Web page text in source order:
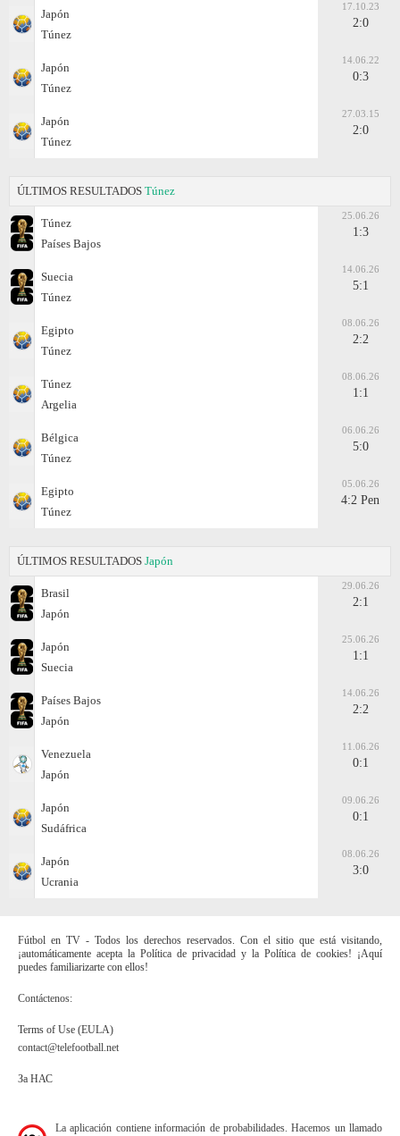
Japón
Túnez
17.10.23
2:0
Japón
Túnez
14.06.22
0:3
Japón
Túnez
27.03.15
2:0
ÚLTIMOS RESULTADOS Túnez
Túnez
Países Bajos
25.06.26
1:3
Suecia
Túnez
14.06.26
5:1
Egipto
Túnez
08.06.26
2:2
Túnez
Argelia
08.06.26
1:1
Bélgica
Túnez
06.06.26
5:0
Egipto
Túnez
05.06.26
4:2 Pen
ÚLTIMOS RESULTADOS Japón
Brasil
Japón
29.06.26
2:1
Japón
Suecia
25.06.26
1:1
Países Bajos
Japón
14.06.26
2:2
Venezuela
Japón
11.06.26
0:1
Japón
Sudáfrica
09.06.26
0:1
Japón
Ucrania
08.06.26
3:0
Fútbol en TV - Todos los derechos reservados. Con el sitio que está visitando,
¡automáticamente acepta la Política de privacidad y la Política de cookies! ¡Aquí
puedes familiarizarte con ellos!
Contáctenos:
Terms of Use (EULA)
contact@telefootball.net
За НАС
La aplicación contiene información de probabilidades. Hacemos un llamado